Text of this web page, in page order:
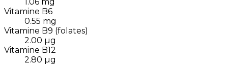
Vitamine B6
0.55 mg
Vitamine B9 (folates)
2.00 µg
Vitamine B12
2.80 µg